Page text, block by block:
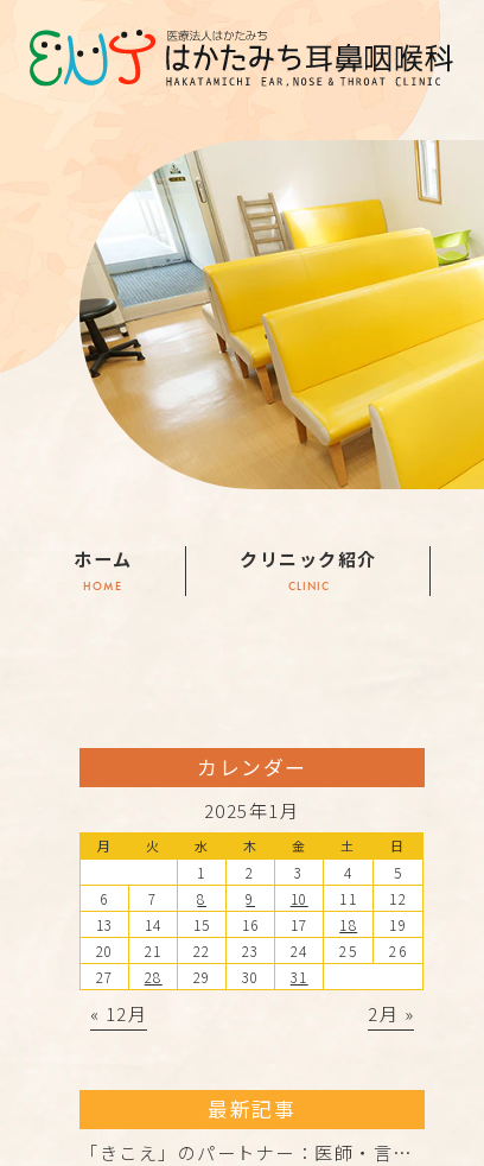
ホーム
HOME
クリニック紹介
CLINIC
カレンダー
2025年1月
月 火 水 木 金 土 日
1 2 3 4
5
6
7 8 9 10 11
12
13
14 15 16 17 18
19
20
21 22 23 24 25
26
27
28 29 30 31
« 12月 2月 »
最新記事
「きこえ」のパートナー：医師・言語聴覚士・認定補聴器技能者の3者が連携して進める「安心の補聴器外来」